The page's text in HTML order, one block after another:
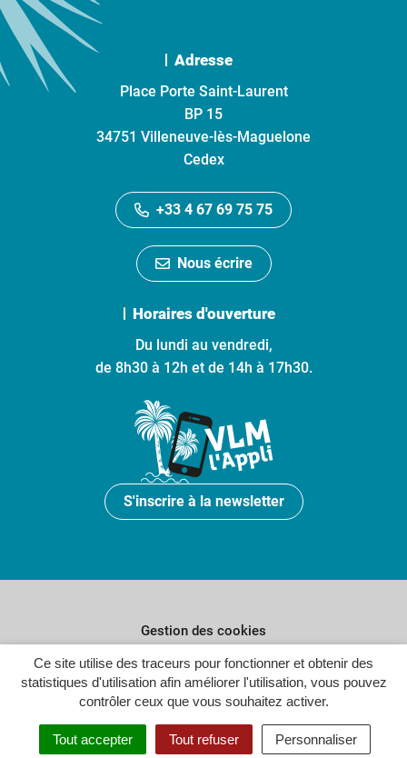
Ce site utilise des traceurs pour fonctionner et obtenir des
statistiques d'utilisation afin améliorer l'utilisation, vous pouvez
contrôler ceux que vous souhaitez activer.
Tout accepter Tout refuser Personnaliser
Adresse
Place Porte Saint-Laurent
BP 15
34751 Villeneuve-lès-Maguelone
Cedex
+33 4 67 69 75 75
Nous écrire
Horaires d'ouverture
Du lundi au vendredi,
de 8h30 à 12h et de 14h à 17h30.
S'inscrire à la newsletter
Gestion des cookies
Plan du site
Politique de confidentialité
Crédits